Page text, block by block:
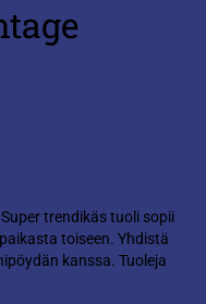
trendikäs tuoli sopii
toiseen. Yhdistä
kanssa. Tuoleja